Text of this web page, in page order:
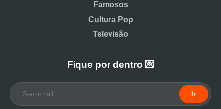
Famosos
Cultura Pop
Televisão
Fique por dentro 💌
Ir